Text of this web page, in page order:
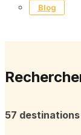
Blog
57 destinations